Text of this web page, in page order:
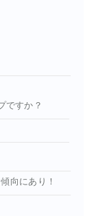
ですか？
向にあり！